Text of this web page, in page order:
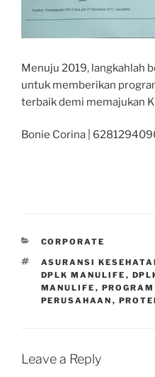
Menuju 2019, langkahlah
untuk memberikan
terbaik demi memajukan
Bonie Corina |
CATEGORIES
CORPORATE
TAGS
ASURANSI
DPLK MANULIFE ,
MANULIFE ,
PERUSAHAAN ,
Leave a Reply